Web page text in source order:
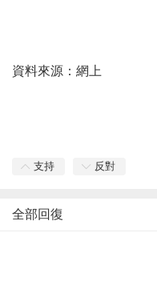
資料來源：網上
支持 反對
全部回復